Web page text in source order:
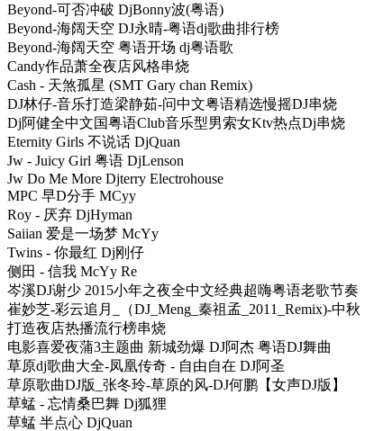
Beyond-可否冲破 DjBonny波(粤语)
Beyond-海阔天空 DJ永晴-粤语dj歌曲排行榜
Beyond-海阔天空 粤语开场 dj粤语歌
Candy作品萧全夜店风格串烧
Cash - 天煞孤星 (SMT Gary chan Remix)
DJ林仔-音乐打造梁静茹-问中文粤语精选慢摇DJ串烧
Dj阿健全中文国粤语Club音乐型男索女Ktv热点Dj串烧
Eternity Girls 不说话 DjQuan
Jw - Juicy Girl 粤语 DjLenson
Jw Do Me More Djterry Electrohouse
MPC 早D分手 MCyy
Roy - 厌弃 DjHyman
Saiian 爱是一场梦 McYy
Twins - 你最红 Dj刚仔
侧田 - 信我 McYy Re
岑溪DJ谢少 2015小年之夜全中文经典超嗨粤语老歌节奏
崔妙芝-彩云追月_（DJ_Meng_秦祖孟_2011_Remix)-中秋
打造夜店热播流行榜串烧
电影喜爱夜蒲3主题曲 新城劲爆 DJ阿杰 粤语DJ舞曲
草原dj歌曲大全-凤凰传奇 - 自由自在 DJ阿圣
草原歌曲DJ版_张冬玲-草原的风-DJ何鹏【女声DJ版】
草蜢 - 忘情桑巴舞 Dj狐狸
草蜢 半点心 DjQuan